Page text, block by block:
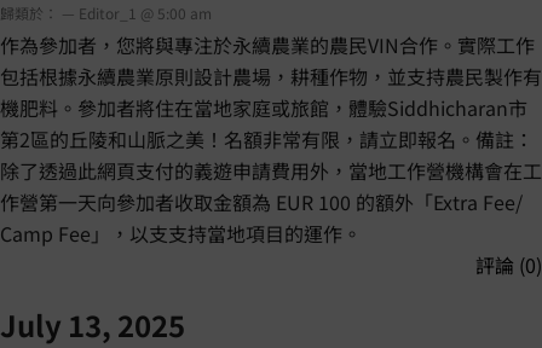
歸類於： — Editor_1 @ 5:00 am
作為參加者，您將與專注於永續農業的農民VIN合作。實際工作
包括根據永續農業原則設計農場，耕種作物，並支持農民製作有
機肥料。參加者將住在當地家庭或旅館，體驗Siddhicharan市
第2區的丘陵和山脈之美！名額非常有限，請立即報名。備註：
除了透過此網頁支付的義遊申請費用外，當地工作營機構會在工
作營第一天向參加者收取金額為 EUR 100 的額外「Extra Fee/
Camp Fee」，以支支持當地項目的運作。
評論 (0)
July 13, 2025